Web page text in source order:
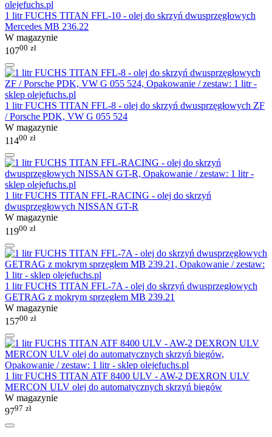
1 litr FUCHS TITAN FFL-10 - olej do skrzyń dwusprzęgłowych
Mercedes MB 236.22
W magazynie
10700 zł
1 litr FUCHS TITAN FFL-8 - olej do skrzyń dwusprzęgłowych ZF
/ Porsche PDK, VW G 055 524
W magazynie
11400 zł
1 litr FUCHS TITAN FFL-RACING - olej do skrzyń
dwusprzęgłowych NISSAN GT-R
W magazynie
11900 zł
1 litr FUCHS TITAN FFL-7A - olej do skrzyń dwusprzęgłowych
GETRAG z mokrym sprzęgłem MB 239.21
W magazynie
15700 zł
1 litr FUCHS TITAN ATF 8400 ULV - AW-2 DEXRON ULV
MERCON ULV olej do automatycznych skrzyń biegów
W magazynie
9797 zł